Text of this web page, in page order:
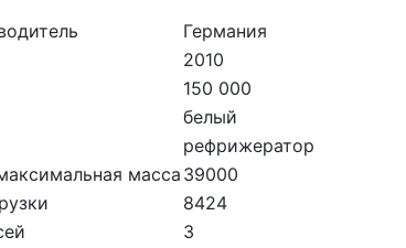
Германия
2010
150 000
белый
рефрижератор
масса 39000
8424
3